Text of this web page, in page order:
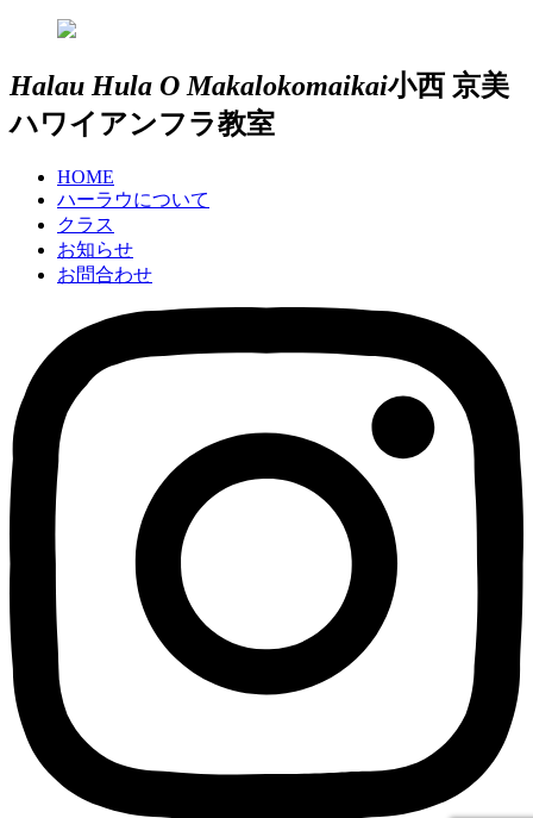
Halau Hula O Makalokomaikai小西 京美
ハワイアンフラ教室
HOME
ハーラウについて
クラス
お知らせ
お問合わせ